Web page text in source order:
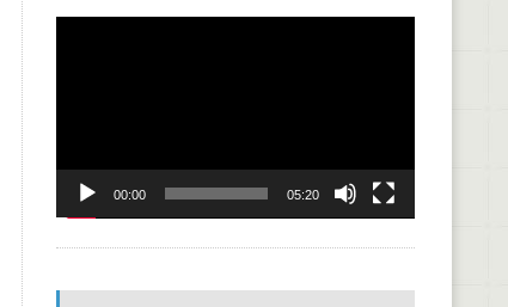
00:00 05:20